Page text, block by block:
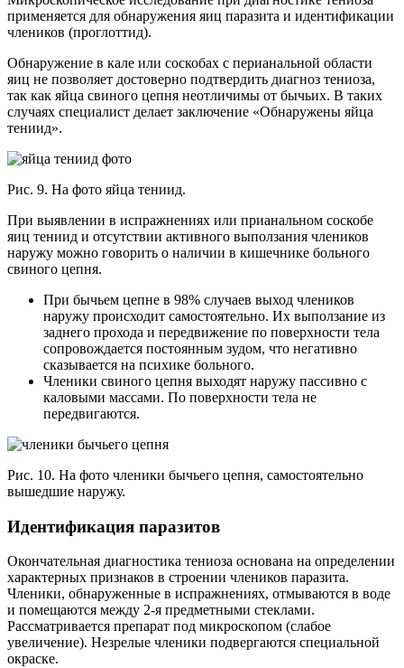
применяется для обнаружения яиц паразита и идентификации
члеников (проглоттид).
Обнаружение в кале или соскобах с перианальной области
яиц не позволяет достоверно подтвердить диагноз тениоза,
так как яйца свиного цепня неотличимы от бычьих. В таких
случаях специалист делает заключение «Обнаружены яйца
тениид».
Рис. 9. На фото яйца тениид.
При выявлении в испражнениях или прианальном соскобе
яиц тениид и отсутствии активного выползания члеников
наружу можно говорить о наличии в кишечнике больного
свиного цепня.
При бычьем цепне в 98% случаев выход члеников
наружу происходит самостоятельно. Их выползание из
заднего прохода и передвижение по поверхности тела
сопровождается постоянным зудом, что негативно
сказывается на психике больного.
Членики свиного цепня выходят наружу пассивно с
каловыми массами. По поверхности тела не
передвигаются.
Рис. 10. На фото членики бычьего цепня, самостоятельно
вышедшие наружу.
Идентификация паразитов
Окончательная диагностика тениоза основана на определении
характерных признаков в строении члеников паразита.
Членики, обнаруженные в испражнениях, отмываются в воде
и помещаются между 2-я предметными стеклами.
Рассматривается препарат под микроскопом (слабое
увеличение). Незрелые членики подвергаются специальной
окраске.